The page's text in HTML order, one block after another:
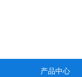
产品中心